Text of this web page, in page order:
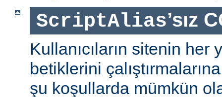
ScriptAlias’sız
Kullanıcıların sitenin her
betiklerini
şu koşullarda mümkün